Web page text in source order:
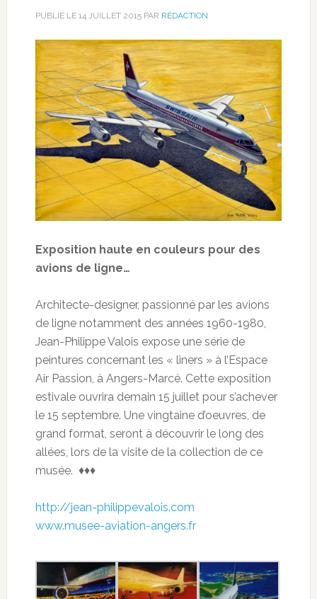
PUBLIÉ LE 14 JUILLET 2015PAR RÉDACTION
Exposition haute en couleurs pour des
avions de ligne…
Architecte-designer, passionné par les avions
de ligne notamment des années 1960-1980,
Jean-Philippe Valois expose une série de
peintures concernant les « liners » à l’Espace
Air Passion, à Angers-Marcé. Cette exposition
estivale ouvrira demain 15 juillet pour s’achever
le 15 septembre. Une vingtaine d’oeuvres, de
grand format, seront à découvrir le long des
allées, lors de la visite de la collection de ce
musée. ♦♦♦
http://jean-philippevalois.com
www.musee-aviation-angers.fr